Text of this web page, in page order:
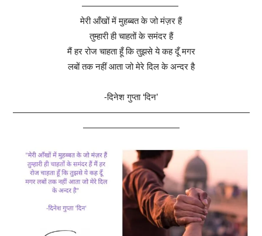
———————————
मेरी आँखों में मुहब्बत के जो मंज़र हैं
तुम्हारी ही चाहतों के समंदर हैं
मैं हर रोज चाहता हूँ कि तुझसे ये कह दूँ मगर
लबों तक नहीं आता जो मेरे दिल के अन्दर है
-दिनेश गुप्ता ‘दिन’
———————————————————————————
———————————